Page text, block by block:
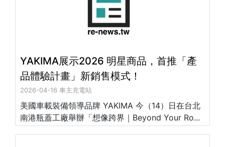
YAKIMA展示2026 明星商品，首推「產
品體驗計畫」新銷售模式！
2026-04-16 車主充電站
美國車載裝備領導品牌 YAKIMA 今（14）日在台北
南港瓶蓋工廠舉辦「想像跨界｜Beyond Your Ro...